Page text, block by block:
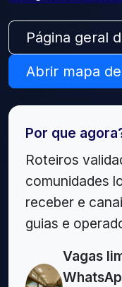
Página geral
Abrir mapa
Por que
Roteiros
comunidades
receber e
guias e
Vagas